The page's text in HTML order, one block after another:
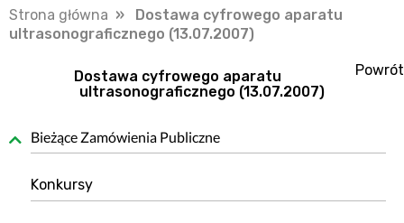
Strona główna » Dostawa cyfrowego aparatu
ultrasonograficznego (13.07.2007)
Powrót
Dostawa cyfrowego aparatu
ultrasonograficznego (13.07.2007)
Bieżące Zamówienia Publiczne
Konkursy